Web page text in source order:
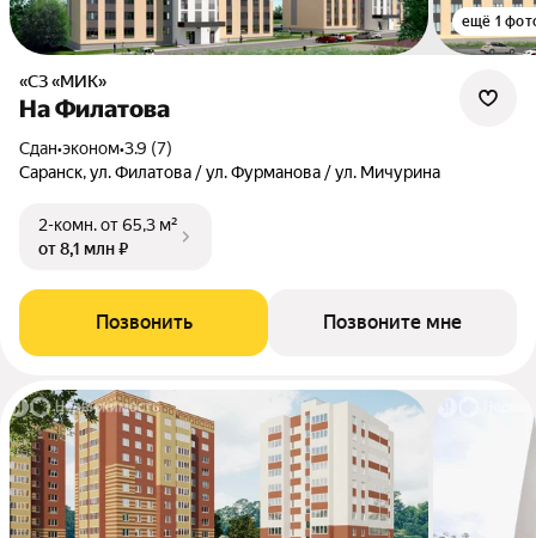
ещё 1
«СЗ «МИК»
На Филатова
Сдан•эконом•3.9 (7)
Саранск, ул. Филатова / ул. Фурманова / ул. Мичурина
2-комн.от 65,3 м²
от 8,1 млн ₽
Позвонить Позвоните мне